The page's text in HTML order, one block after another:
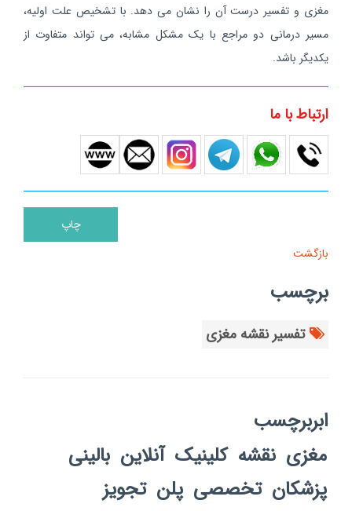
مغزی و تفسیر درست آن را نشان می دهد. با تشخیص علت اولیه،
مسیر درمانی دو مراجع با یک مشکل مشابه، می تواند متفاوت از
یکدیگر باشد.
ارتباط با ما
بازگشت
برچسب
تفسیر نقشه مغزی
ابربرچسب
مغزی نقشه کلینیک آنلاین بالینی
پزشکان تخصصی پلن تجویز